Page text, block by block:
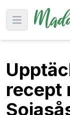
Open main
recept